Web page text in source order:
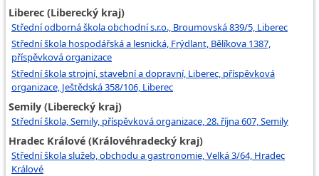
Liberec (Liberecký kraj)
Střední odborná škola obchodní s.r.o., Broumovská 839/5, Liberec
Střední škola hospodářská a lesnická, Frýdlant, Bělíkova 1387,
příspěvková organizace
Střední škola strojní, stavební a dopravní, Liberec, příspěvková
organizace, Ještědská 358/106, Liberec
Semily (Liberecký kraj)
Střední škola, Semily, příspěvková organizace, 28. října 607, Semily
Hradec Králové (Královéhradecký kraj)
Střední škola služeb, obchodu a gastronomie, Velká 3/64, Hradec
Králové